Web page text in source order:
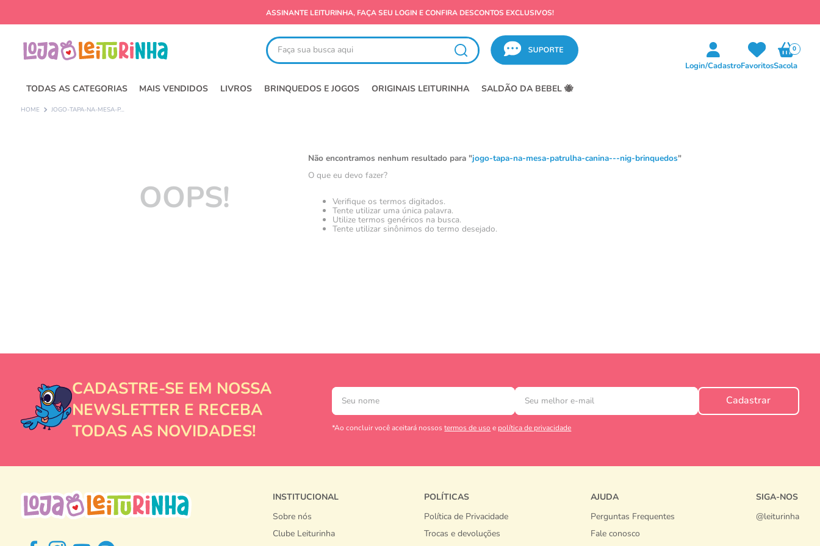
ASSINANTE LEITURINHA, FAÇA SEU LOGIN E CONFIRA DESCONTOS EXCLUSIVOS!
Faça sua busca aqui
Login/CadastroFavoritos
0
Sacola
TODAS AS CATEGORIAS MAIS VENDIDOS LIVROS BRINQUEDOS E JOGOS ORIGINAIS LEITURINHA SALDÃO DA BEBEL 🐝
JOGO-TAPA-NA-MESA-PATRULHA-CANINA---NIG-BRINQUEDOS
OOPS!
Não encontramos nenhum resultado para "jogo-tapa-na-mesa-patrulha-canina---nig-brinquedos"
O que eu devo fazer?
Verifique os termos digitados.
Tente utilizar uma única palavra.
Utilize termos genéricos na busca.
Tente utilizar sinônimos do termo desejado.
CADASTRE-SE EM NOSSA
NEWSLETTER E RECEBA
TODAS AS NOVIDADES!
Cadastrar
*Ao concluir você aceitará nossostermos de uso e política de privacidade
INSTITUCIONAL
Sobre nós
Clube Leiturinha
POLÍTICAS
Política de Privacidade
Trocas e devoluções
AJUDA
Perguntas Frequentes
Fale conosco
SIGA-NOS
@leiturinha